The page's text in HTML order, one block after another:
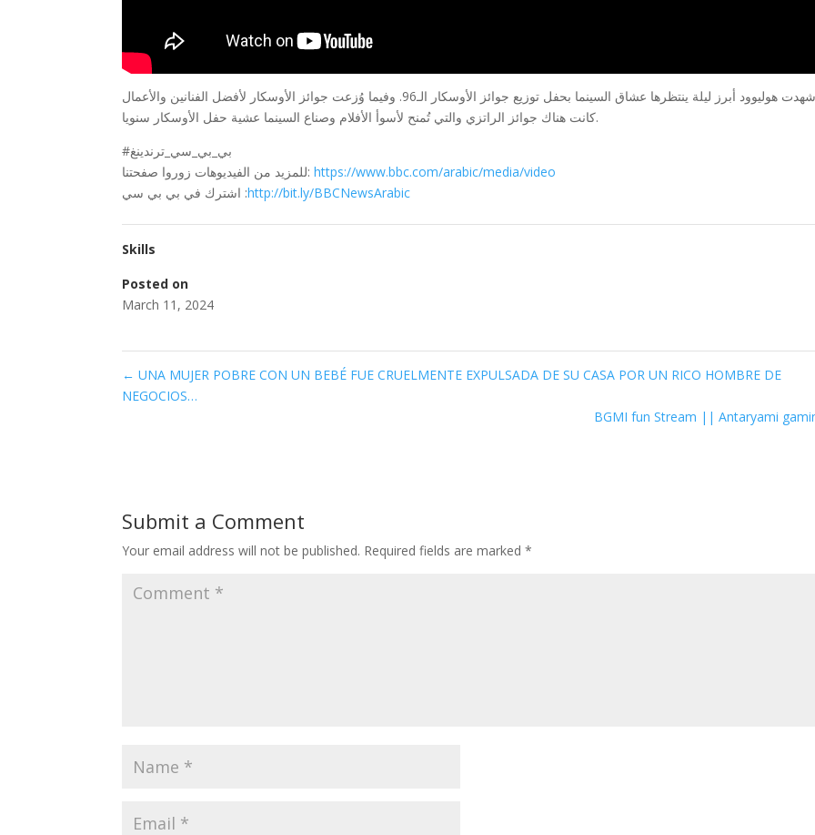
شهدت هوليوود أبرز ليلة ينتظرها عشاق السينما بحفل توزيع جوائز الأوسكار الـ96. وفيما وُزعت جوائز الأوسكار لأفضل الفنانين والأعمال
كانت هناك جوائز الراتزي والتي تُمنح لأسوأ الأفلام وصناع السينما عشية حفل الأوسكار سنويا.
#بي_بي_سي_ترندينغ
للمزيد من الفيديوهات زوروا صفحتنا:https://www.bbc.com/arabic/media/video
اشترك في بي بي سي :http://bit.ly/BBCNewsArabic
Skills
Posted on
March 11, 2024
← UNA MUJER POBRE CON UN BEBÉ FUE CRUELMENTE EXPULSADA DE SU CASA POR UN RICO HOMBRE DE
NEGOCIOS…
BGMI fun Stream || Antaryami
Submit a Comment
Your email address will not be published. Required fields are marked*